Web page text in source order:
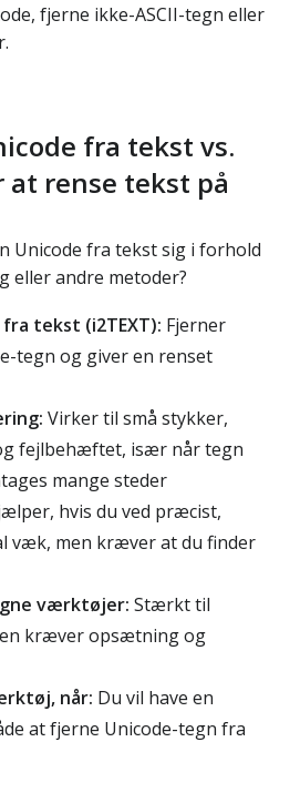
fjerne ikke-ASCII-tegn eller
fra tekst vs.
at rense tekst på
Unicode fra tekst sig i forhold
eller andre metoder?
tekst (i2TEXT): Fjerner
tegn og giver en renset
Virker til små stykker,
fejlbehæftet, især når tegn
mange steder
hvis du ved præcist,
væk, men kræver at du finder
værktøjer: Stærkt til
kræver opsætning og
når: Du vil have en
at fjerne Unicode-tegn fra